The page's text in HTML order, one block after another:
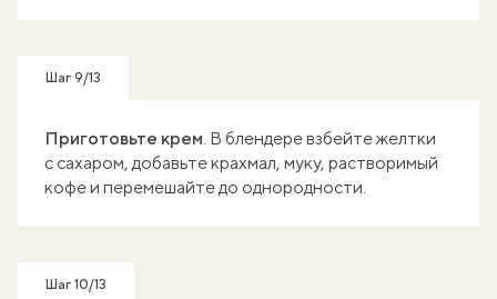
Шаг 9/13
Приготовьте крем. В блендере взбейте желтки
с сахаром, добавьте крахмал, муку, растворимый
кофе и перемешайте до однородности.
Шаг 10/13